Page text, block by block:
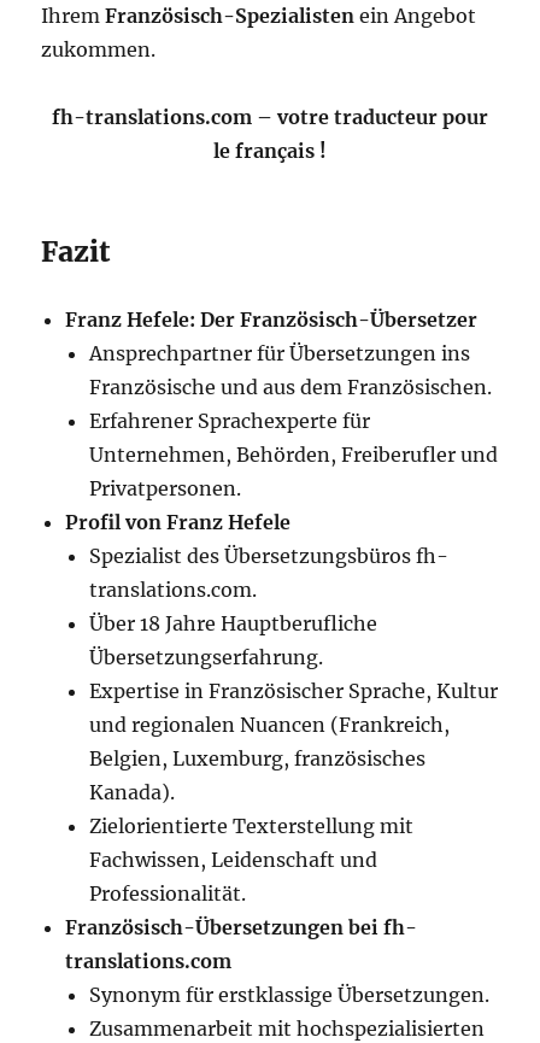
IhremFranzösisch-Spezialisten ein Angebot
zukommen.
fh-translations.com – votre traducteur pour
le français !
Fazit
Franz Hefele: Der Französisch-Übersetzer
Ansprechpartner für Übersetzungen ins
Französische und aus dem Französischen.
Erfahrener Sprachexperte für
Unternehmen, Behörden, Freiberufler und
Privatpersonen.
Profil von Franz Hefele
Spezialist des Übersetzungsbüros fh-
translations.com.
Über 18 Jahre Hauptberufliche
Übersetzungserfahrung.
Expertise in Französischer Sprache, Kultur
und regionalen Nuancen (Frankreich,
Belgien, Luxemburg, französisches
Kanada).
Zielorientierte Texterstellung mit
Fachwissen, Leidenschaft und
Professionalität.
Französisch-Übersetzungen bei fh-
translations.com
Synonym für erstklassige Übersetzungen.
Zusammenarbeit mit hochspezialisierten